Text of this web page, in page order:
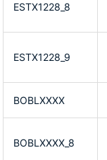
ESTX1228_8
ESTX1228_9
BOBLXXXX
BOBLXXXX_8